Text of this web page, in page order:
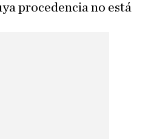
procedencia no está